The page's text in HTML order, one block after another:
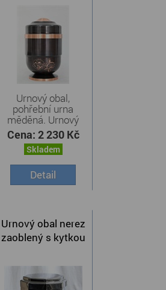
Urnový obal,
pohřební urna
měděná. Urnový
obal, ...
Cena: 2 230 Kč
Skladem
Detail
Urnový obal nerez
zaoblený s kytkou